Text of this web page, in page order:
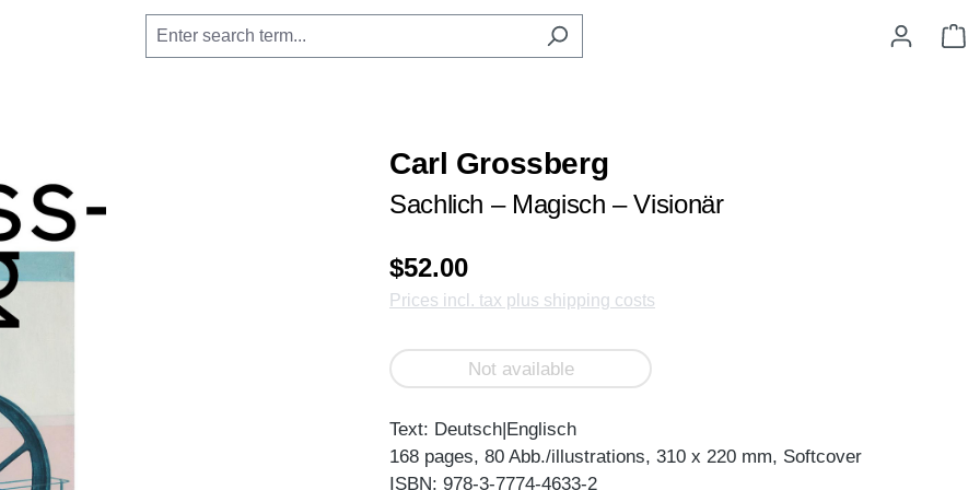
Carl Grossberg
Sachlich – Magisch – Visionär
$52.00
Prices incl. tax plus shipping costs
Not available
Text: Deutsch|Englisch
168 pages, 80 Abb./illustrations, 310 x 220 mm, Softcover
ISBN: 978-3-7774-4633-2